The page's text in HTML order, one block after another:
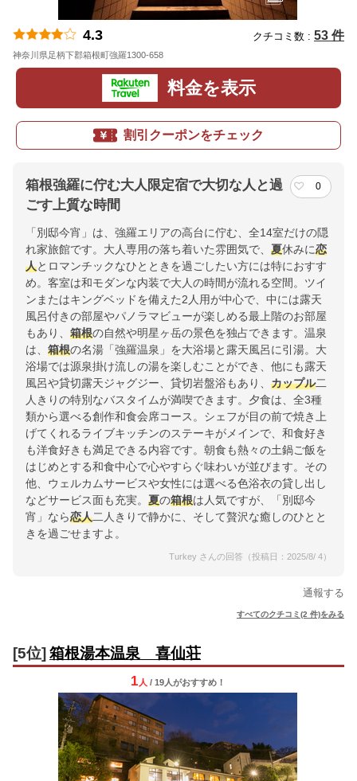
4.3 クチコミ数 : 53 件
神奈川県足柄下郡箱根町強羅1300-658
料金を表示
割引クーポンをチェック
箱根強羅に佇む大人限定宿で大切な人と過
ごす上質な時間
0
「別邸今宵」は、強羅エリアの高台に佇む、全14室だけの隠
れ家旅館です。大人専用の落ち着いた雰囲気で、 夏休みに恋
人とロマンチックなひとときを過ごしたい方には特におすす
め。客室は和モダンな内装で大人の時間が流れる空間。ツイ
ンまたはキングベッドを備えた2人用が中心で、中には露天
風呂付きの部屋やパノラマビューが楽しめる最上階のお部屋
もあり、 箱根の自然や明星ヶ岳の景色を独占できます。温泉
は、 箱根の名湯「強羅温泉」を大浴場と露天風呂に引湯。大
浴場では源泉掛け流しの湯を楽しむことができ、他にも露天
風呂や貸切露天ジャグジー、貸切岩盤浴もあり、 カップル二
人きりの特別なバスタイムが満喫できます。夕食は、全3種
類から選べる創作和食会席コース。シェフが目の前で焼き上
げてくれるライブキッチンのステーキがメインで、和食好き
も洋食好きも満足できる内容です。朝食も熱々の土鍋ご飯を
はじめとする和食中心で心やすらぐ味わいが並びます。その
他、ウェルカムサービスや女性には選べる色浴衣の貸し出し
などサービス面も充実。 夏の箱根は人気ですが、「別邸今
宵」なら恋人二人きりで静かに、そして贅沢な癒しのひとと
きを過ごせますよ。
Turkey さんの回答（投稿日：2025/8/ 4）
通報する
すべてのクチコミ(2 件)をみる
[5位] 箱根湯本温泉 喜仙荘
1 人 / 19人がおすすめ！